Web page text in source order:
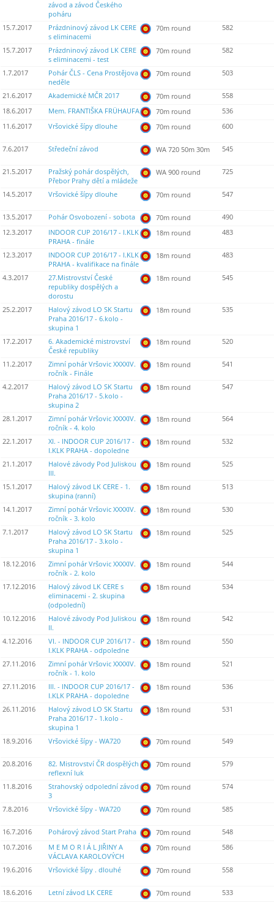
závod a závod Českého
poháru
15.7.2017
Prázdninový závod LK CERE
s eliminacemi
70m round 582
15.7.2017
Prázdninový závod LK CERE
s eliminacemi - test
70m round 582
1.7.2017
Pohár ČLS - Cena Prostějova
neděle
70m round 503
21.6.2017 Akademické MČR 2017 70m round
558
18.6.2017
Mem. FRANTIŠKA FRÜHAUFA 70m round
536
11.6.2017
Vršovické šípy dlouhe 70m round 600
7.6.2017 Středeční závod WA 720 50m 30m 545
21.5.2017
Pražský pohár dospělých,
Přebor Prahy dětí a mládeže
WA 900 round 725
14.5.2017 Vršovické šípy dlouhe 70m round 547
13.5.2017 Pohár Osvobození - sobota 70m round
490
12.3.2017
INDOOR CUP 2016/17 - I.KLK
PRAHA - finále
18m round 483
12.3.2017
INDOOR CUP 2016/17 - I.KLK
PRAHA - kvalifikace na finále
18m round 483
4.3.2017
27.Mistrovství České
republiky dospělých a
dorostu
18m round 545
25.2.2017
Halový závod LO SK Startu
Praha 2016/17 - 6.kolo -
skupina 1
18m round 535
17.2.2017
6. Akademické mistrovství
České republiky
18m round 520
11.2.2017
Zimní pohár Vršovic XXXXIV.
ročník - Finále
18m round 541
4.2.2017
Halový závod LO SK Startu
Praha 2016/17 - 5.kolo -
skupina 2
18m round 547
28.1.2017
Zimní pohár Vršovic XXXXIV.
ročník - 4. kolo
18m round 564
22.1.2017
XI. - INDOOR CUP 2016/17 -
I.KLK PRAHA - dopoledne
18m round 532
21.1.2017
Halové závody Pod Juliskou
III.
18m round 525
15.1.2017
Halový závod LK CERE - 1.
skupina (ranní)
18m round 513
14.1.2017
Zimní pohár Vršovic XXXXIV.
ročník - 3. kolo
18m round 530
7.1.2017
Halový závod LO SK Startu
Praha 2016/17 - 3.kolo -
skupina 1
18m round 525
18.12.2016
Zimní pohár Vršovic XXXXIV.
ročník - 2. kolo
18m round 544
17.12.2016
Halový závod LK CERE s
eliminacemi - 2. skupina
(odpolední)
18m round 534
10.12.2016
Halové závody Pod Juliskou
II.
18m round 542
4.12.2016
VI. - INDOOR CUP 2016/17 -
I.KLK PRAHA - odpoledne
18m round 550
27.11.2016
Zimní pohár Vršovic XXXXIV.
ročník - 1. kolo
18m round 521
27.11.2016
III. - INDOOR CUP 2016/17 -
I.KLK PRAHA - dopoledne
18m round 536
26.11.2016
Halový závod LO SK Startu
Praha 2016/17 - 1.kolo -
skupina 1
18m round 531
18.9.2016 Vršovické šípy - WA720 70m round 549
20.8.2016
82. Mistrovství ČR dospělých
reflexní luk
70m round 579
11.8.2016
Strahovský odpolední závod
3
70m round 574
7.8.2016 Vršovické šípy - WA720 70m round 585
16.7.2016 Pohárový závod Start Praha 70m round
548
10.7.2016
M E M O R I Á L JIŘINY A
VÁCLAVA KAROLOVÝCH
70m round 586
19.6.2016 Vršovické šípy . dlouhé 70m round 558
18.6.2016 Letní závod LK CERE 70m round
533